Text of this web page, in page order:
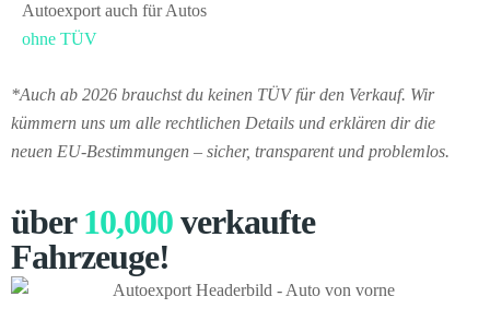
Autoexport auch für Autos
ohne TÜV
*Auch ab 2026 brauchst du keinen TÜV für den Verkauf. Wir
kümmern uns um alle rechtlichen Details und erklären dir die
neuen EU-Bestimmungen – sicher, transparent und problemlos.
über10,000verkaufte
Fahrzeuge!